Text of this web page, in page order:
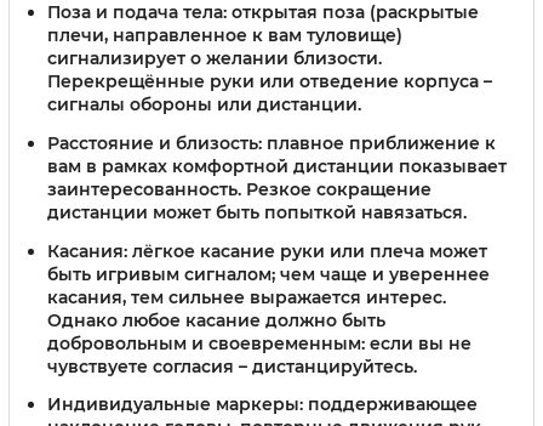
Поза и подача тела: открытая поза (раскрытые
плечи, направленное к вам туловище)
сигнализирует о желании близости.
Перекрещённые руки или отведение корпуса –
сигналы обороны или дистанции.
Расстояние и близость: плавное приближение к
вам в рамках комфортной дистанции показывает
заинтересованность. Резкое сокращение
дистанции может быть попыткой навязаться.
Касания: лёгкое касание руки или плеча может
быть игривым сигналом; чем чаще и увереннее
касания, тем сильнее выражается интерес.
Однако любое касание должно быть
добровольным и своевременным: если вы не
чувствуете согласия – дистанцируйтесь.
Индивидуальные маркеры: поддерживающее